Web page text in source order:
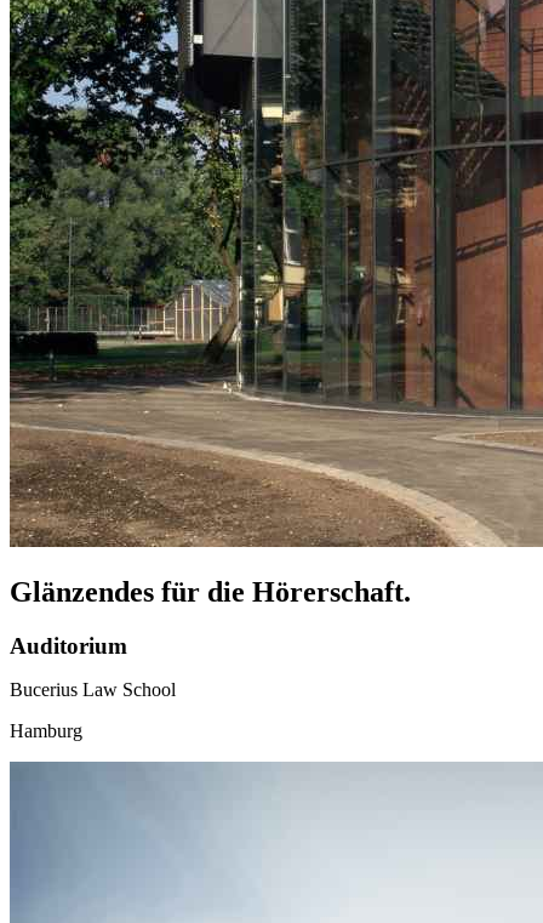
Glänzendes für die Hörerschaft.
Auditorium
Bucerius Law School
Hamburg